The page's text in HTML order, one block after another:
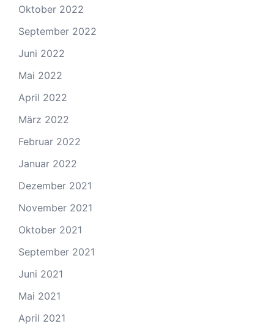
Oktober 2022
September 2022
Juni 2022
Mai 2022
April 2022
März 2022
Februar 2022
Januar 2022
Dezember 2021
November 2021
Oktober 2021
September 2021
Juni 2021
Mai 2021
April 2021